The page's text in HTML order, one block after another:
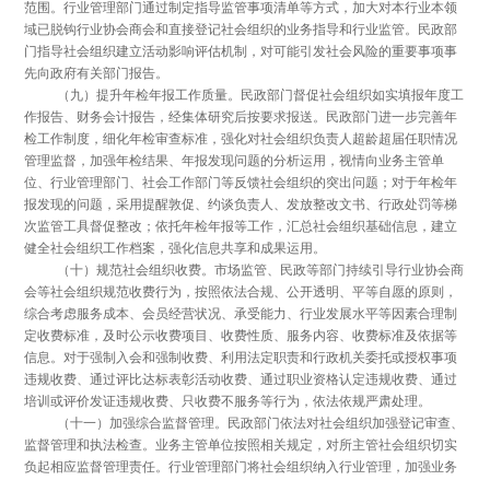
范围。行业管理部门通过制定指导监管事项清单等方式，加大对本行业本领
域已脱钩行业协会商会和直接登记社会组织的业务指导和行业监管。民政部
门指导社会组织建立活动影响评估机制，对可能引发社会风险的重要事项事
先向政府有关部门报告。
（九）提升年检年报工作质量。民政部门督促社会组织如实填报年度工
作报告、财务会计报告，经集体研究后按要求报送。民政部门进一步完善年
检工作制度，细化年检审查标准，强化对社会组织负责人超龄超届任职情况
管理监督，加强年检结果、年报发现问题的分析运用，视情向业务主管单
位、行业管理部门、社会工作部门等反馈社会组织的突出问题；对于年检年
报发现的问题，采用提醒敦促、约谈负责人、发放整改文书、行政处罚等梯
次监管工具督促整改；依托年检年报等工作，汇总社会组织基础信息，建立
健全社会组织工作档案，强化信息共享和成果运用。
（十）规范社会组织收费。市场监管、民政等部门持续引导行业协会商
会等社会组织规范收费行为，按照依法合规、公开透明、平等自愿的原则，
综合考虑服务成本、会员经营状况、承受能力、行业发展水平等因素合理制
定收费标准，及时公示收费项目、收费性质、服务内容、收费标准及依据等
信息。对于强制入会和强制收费、利用法定职责和行政机关委托或授权事项
违规收费、通过评比达标表彰活动收费、通过职业资格认定违规收费、通过
培训或评价发证违规收费、只收费不服务等行为，依法依规严肃处理。
（十一）加强综合监督管理。民政部门依法对社会组织加强登记审查、
监督管理和执法检查。业务主管单位按照相关规定，对所主管社会组织切实
负起相应监督管理责任。行业管理部门将社会组织纳入行业管理，加强业务